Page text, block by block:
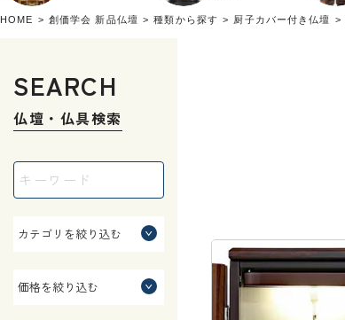
HOME 創価学会 新品仏壇 種類から探す 厨子カバー付き仏壇
SEARCH
仏壇・仏具検索